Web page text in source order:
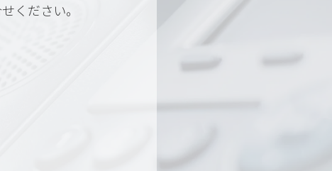
ください。